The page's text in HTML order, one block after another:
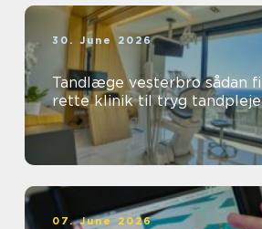
30. June 2026
Tandlæge vesterbro sådan finder du den
rette klinik til tryg tandpleje
07. June 2026